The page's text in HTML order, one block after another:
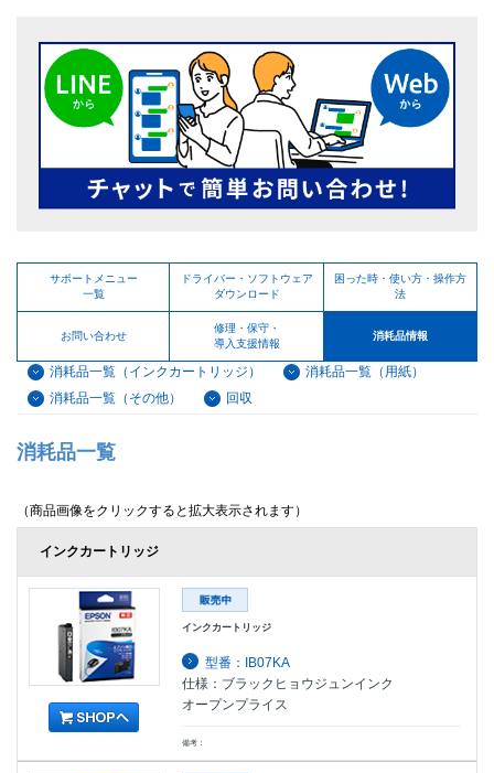
サポートメニュー
一覧
ドライバー・ソフトウェア
ダウンロード
困った時・使い方・操作方
法
お問い合わせ
修理・保守・
導入支援情報
消耗品情報
消耗品一覧（インクカートリッジ）
消耗品一覧（用紙）
消耗品一覧（その他）
回収
消耗品一覧
（商品画像をクリックすると拡大表示されます）
インクカートリッジ
インクカートリッジ
型番：IB07KA
仕様：ブラックヒョウジュンインク
オープンプライス
備考：